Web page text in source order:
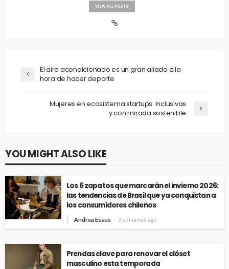
VIEW ALL POSTS
El aire acondicionado es un gran aliado a la
hora de hacer deporte
Mujeres en ecosistema startups: Inclusivas
y con mirada sostenible
YOU MIGHT ALSO LIKE
Los 6 zapatos que marcarán el invierno 2026:
las tendencias de Brasil que ya conquistan a
los consumidores chilenos
Andrea Essus 2 semanas ago
Prendas clave para renovar el clóset
masculino esta temporada